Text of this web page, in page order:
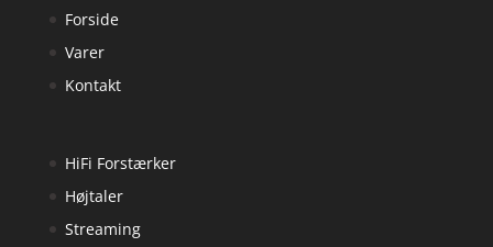
Forside
Varer
Kontakt
HiFi Forstærker
Højtaler
Streaming